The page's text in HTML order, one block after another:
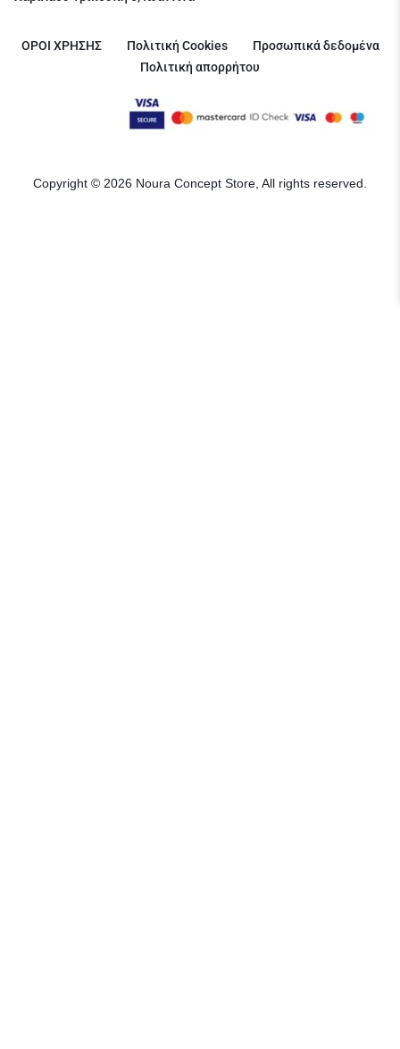
ΟΡΟΙ ΧΡΗΣΗΣ Πολιτική Cookies
Προσωπικά δεδομένα
Πολιτική απορρήτου
Copyright © 2026 Noura Concept Store, All rights reserved.